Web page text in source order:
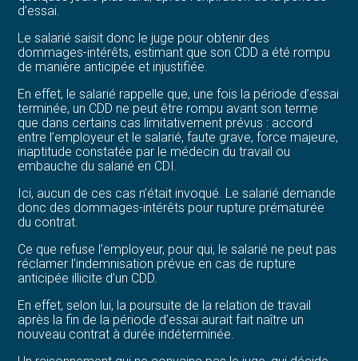
d’essai.
Le salarié saisit donc le juge pour obtenir des
dommages-intérêts, estimant que son CDD a été rompu
de manière anticipée et injustifiée.
En effet, le salarié rappelle que, une fois la période d’essai
terminée, un CDD ne peut être rompu avant son terme
que dans certains cas limitativement prévus : accord
entre l’employeur et le salarié, faute grave, force majeure,
inaptitude constatée par le médecin du travail ou
embauche du salarié en CDI.
Ici, aucun de ces cas n’était invoqué. Le salarié demande
donc des dommages-intérêts pour rupture prématurée
du contrat.
Ce que refuse l’employeur, pour qui, le salarié ne peut pas
réclamer l’indemnisation prévue en cas de rupture
anticipée illicite d’un CDD.
En effet, selon lui, la poursuite de la relation de travail
après la fin de la période d’essai aurait fait naître un
nouveau contrat à durée indéterminée.